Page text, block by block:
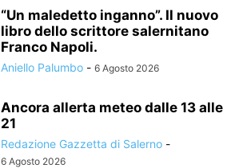
“Un maledetto inganno”. Il nuovo
libro dello scrittore salernitano
Franco Napoli.
Aniello Palumbo - 6 Agosto 2026
Ancora allerta meteo dalle 13 alle
21
Redazione Gazzetta di Salerno -
6 Agosto 2026